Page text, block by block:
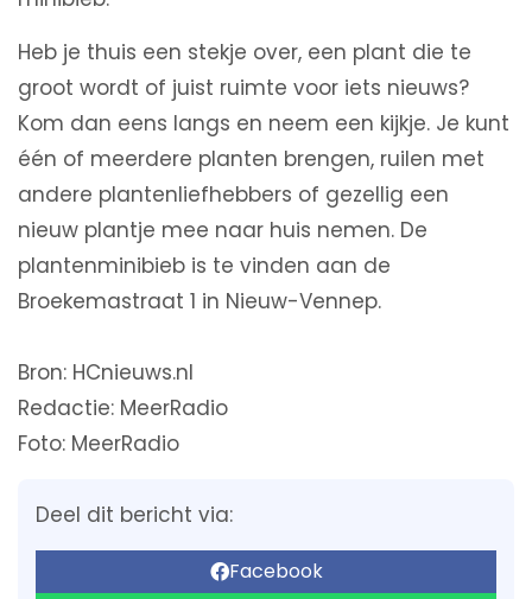
Heb je thuis een stekje over, een plant die te
groot wordt of juist ruimte voor iets nieuws?
Kom dan eens langs en neem een kijkje. Je kunt
één of meerdere planten brengen, ruilen met
andere plantenliefhebbers of gezellig een
nieuw plantje mee naar huis nemen. De
plantenminibieb is te vinden aan de
Broekemastraat 1 in Nieuw-Vennep.
Bron: HCnieuws.nl
Redactie: MeerRadio
Foto: MeerRadio
Deel dit bericht via:
Facebook